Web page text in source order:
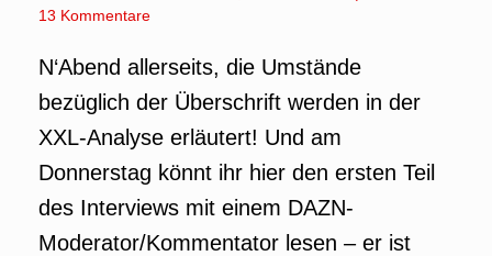
13 Kommentare
N‘Abend allerseits, die Umstände
bezüglich der Überschrift werden in der
XXL-Analyse erläutert! Und am
Donnerstag könnt ihr hier den ersten Teil
des Interviews mit einem DAZN-
Moderator/Kommentator lesen – er ist